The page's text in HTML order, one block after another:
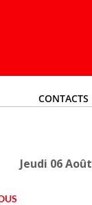
CONTACTS
Jeudi 06 Août